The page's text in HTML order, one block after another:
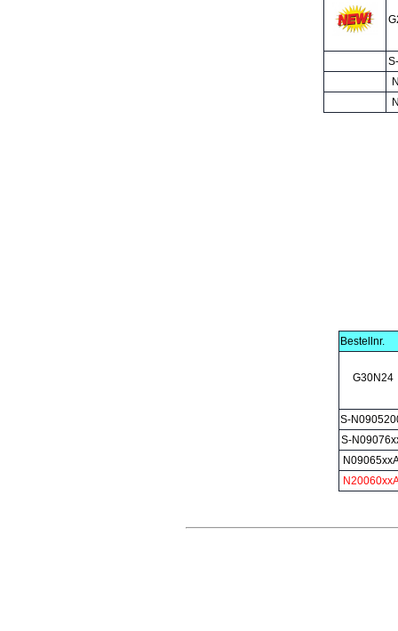
Bestellnr.
G30N24
S-
S-